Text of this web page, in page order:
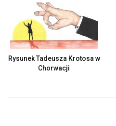
Rysunek Tadeusza Krotosa w
Chorwacji